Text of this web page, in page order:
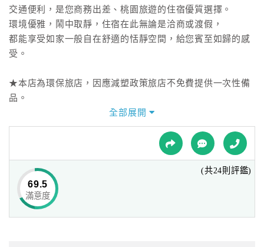
特
色
民
球
網
交通便利，是您商務出差、桃園旅遊的住宿優質選擇。
環境優雅，鬧中取靜，住宿在此無論是洽商或渡假，
都能享受如家一般自在舒適的恬靜空間，給您賓至如歸的感
受。
★本店為環保旅店，因應減塑政策旅店不免費提供一次性備
品。
全部展開
69.5
滿意度
(共24則評鑑)